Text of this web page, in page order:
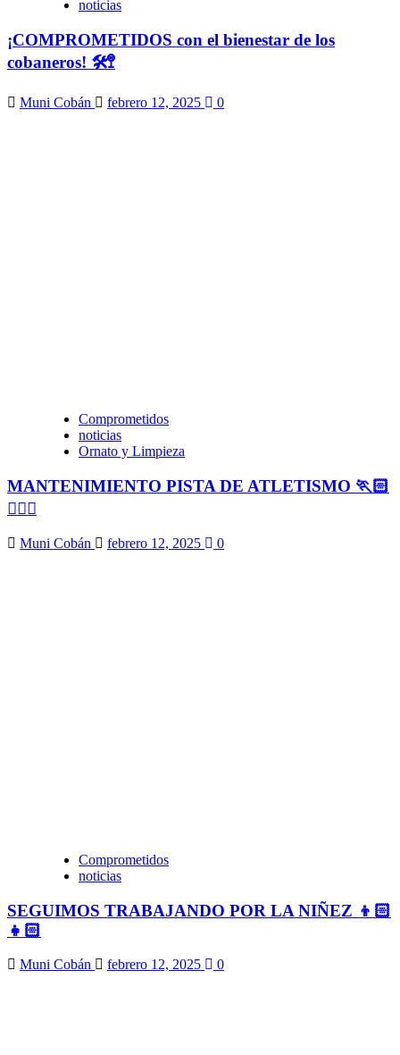
noticias
¡COMPROMETIDOS con el bienestar de los
cobaneros! 🛠️🚏
Muni Cobán febrero 12, 2025 0
Comprometidos
noticias
Ornato y Limpieza
MANTENIMIENTO PISTA DE ATLETISMO 🏃🏻
🏃🏻‍♀️
Muni Cobán febrero 12, 2025 0
Comprometidos
noticias
SEGUIMOS TRABAJANDO POR LA NIÑEZ 👦🏻
👧🏻
Muni Cobán febrero 12, 2025 0